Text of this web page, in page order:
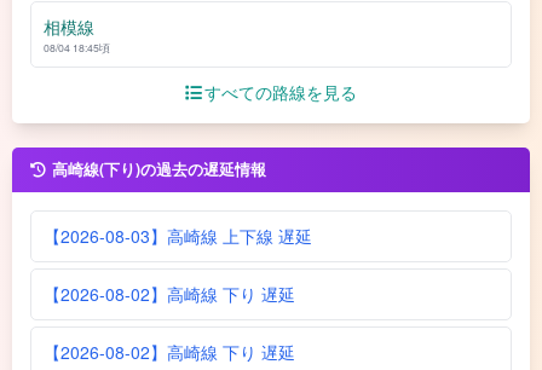
相模線
08/04 18:45頃
すべての路線を見る
高崎線(下り)の過去の遅延情報
【2026-08-03】高崎線 上下線 遅延
【2026-08-02】高崎線 下り 遅延
【2026-08-02】高崎線 下り 遅延